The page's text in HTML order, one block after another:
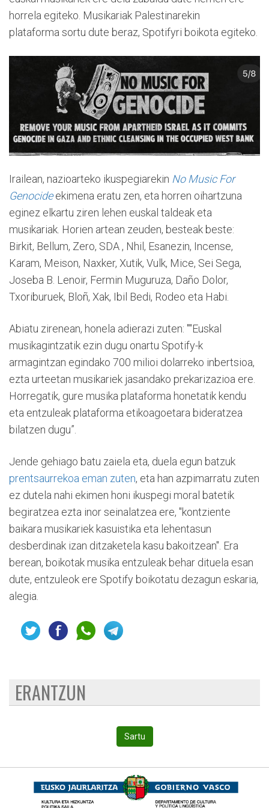
horrela egiteko. Musikariak Palestinarekin
plataforma sortu dute beraz, Spotifyri boikota egiteko.
Irailean, nazioarteko ikuspegiarekin No Music For
Genocideekimena eratu zen, eta horren oihartzuna
eginez elkartu ziren lehen euskal taldeak eta
musikariak. Horien artean zeuden, besteak beste:
Birkit, Bellum, Zero, SDA , Nhil, Esanezin, Incense,
Karam, Meison, Naxker, Xutik, Vulk, Mice, Sei Sega,
Joseba B. Lenoir, Fermin Muguruza, Daño Dolor,
Txoriburuek, Bloñ, Xak, Ibil Bedi, Rodeo eta Habi.
Abiatu zirenean, honela adierazi zuten: ""Euskal
musikagintzatik ezin dugu onartu Spotify-k
armagintzan egindako 700 milioi dolarreko inbertsioa,
ezta urteetan musikariek jasandako prekarizazioa ere.
Horregatik, gure musika plataforma honetatik kendu
eta entzuleak plataforma etikoagoetara bideratzea
bilatzen dugu”.
Jende gehiago batu zaiela eta, duela egun batzuk
prentsaurrekoa eman zuten, eta han azpimarratu zuten
ez dutela nahi ekimen honi ikuspegi moral batetik
begiratzea ezta inor seinalatzea ere, "kontziente
baikara musikariek kasuistika eta lehentasun
desberdinak izan ditzaketela kasu bakoitzean". Era
berean, boikotak musika entzuleak behar dituela esan
dute, entzuleok ere Spotify boikotatu dezagun eskaria,
alegia.
ERANTZUN
Sartu